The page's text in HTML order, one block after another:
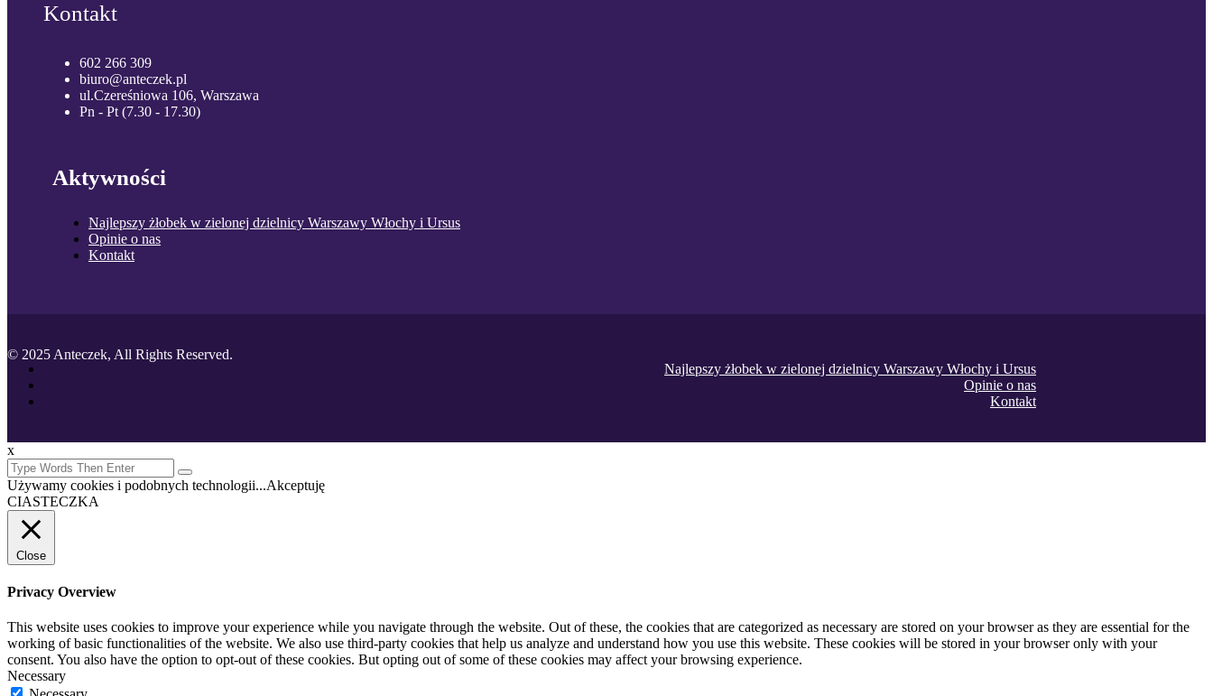
Kontakt
602 266 309
biuro@anteczek.pl
ul.Czereśniowa 106, Warszawa
Pn - Pt (7.30 - 17.30)
Aktywności
Najlepszy żłobek w zielonej dzielnicy Warszawy Włochy i Ursus
Opinie o nas
Kontakt
© 2025 Anteczek, All Rights Reserved.
Najlepszy żłobek w zielonej dzielnicy Warszawy Włochy i Ursus
Opinie o nas
Kontakt
x
Używamy cookies i podobnych technologii...Akceptuję
CIASTECZKA
Close
Privacy Overview
This website uses cookies to improve your experience while you navigate through the website. Out of these, the cookies that are categorized as necessary are stored on your browser as they are essential for the
working of basic functionalities of the website. We also use third-party cookies that help us analyze and understand how you use this website. These cookies will be stored in your browser only with your
consent. You also have the option to opt-out of these cookies. But opting out of some of these cookies may affect your browsing experience.
Necessary